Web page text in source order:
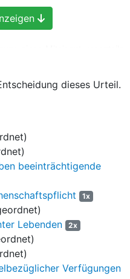
stehenden Grundstück
Vorname1 Nachname1
Erblasserin) und deren 17
Vorname2 Nachname1,
gemeinsamen Kinder der
Vorname3 Nachname1
als Erben auf das Ableben
Testament heißt es dazu:
zu unserem alleinigen
von unserem beiderseitigen
des Längstlebenden noch
oben zur Ziffer 2) und 3)
untereinander zu gleichen
dieses Urteil.
beeinträchtigende
1x
Lebenden
2x
Verfügungen